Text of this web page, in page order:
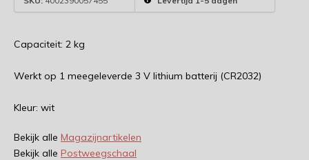
Capaciteit: 2 kg
Werkt op 1 meegeleverde 3 V lithium batterij (CR2032)
Kleur: wit
Bekijk alle Magazijnartikelen
Bekijk alle Postweegschaal